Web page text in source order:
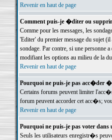
Revenir en haut de page
Comment puis-je �diter ou
Comme pour les messages, les
'Editer' du premier message du sujet
sondage. Par contre, si une
modifiant les options au milieu de la
Revenir en haut de page
Pourquoi ne puis-je pas acc�der
Certains forums peuvent limiter
forum peuvent accorder cet acc�s;
Revenir en haut de page
Pourquoi ne puis-je pas voter dans
Seuls les utilisateurs enregistr�s